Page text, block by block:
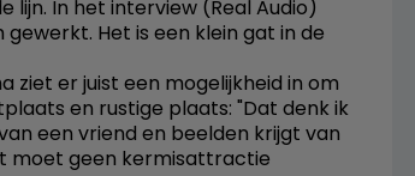
lijn. In het interview (Real Audio)
Het is een klein gat in de
ziet er juist een mogelijkheid in om
en rustige plaats: "Dat denk ik
een vriend en beelden krijgt van
moet geen kermisattractie